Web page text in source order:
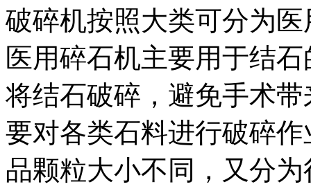
破碎机按照大类可分为
医用碎石机主要用于结
将结石破碎，避免手术
要对各类石料进行破碎
品颗粒大小不同，又分